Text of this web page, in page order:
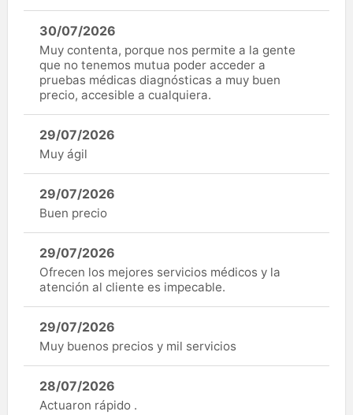
30/07/2026
Muy contenta, porque nos permite a la gente
que no tenemos mutua poder acceder a
pruebas médicas diagnósticas a muy buen
precio, accesible a cualquiera.
29/07/2026
Muy ágil
29/07/2026
Buen precio
29/07/2026
Ofrecen los mejores servicios médicos y la
atención al cliente es impecable.
29/07/2026
Muy buenos precios y mil servicios
28/07/2026
Actuaron rápido .